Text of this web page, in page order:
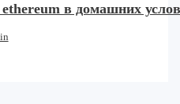
в домашних